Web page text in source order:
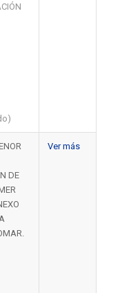
DE
Ver más